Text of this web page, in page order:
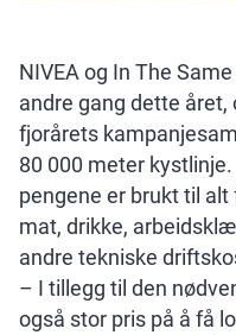
NIVEA og In The
andre gang dette
fjorårets
80 000 meter
pengene er brukt til
mat, drikke,
andre tekniske
– I tillegg til den
også stor pris på å få